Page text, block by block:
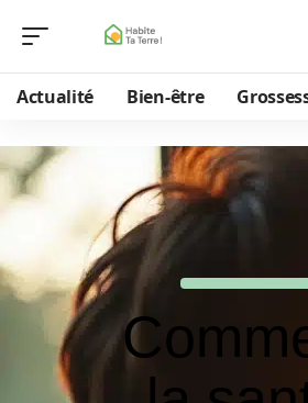
Actualité Bien-être